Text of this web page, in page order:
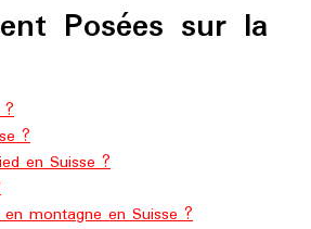
Posées sur la
?
?
en Suisse ?
montagne en Suisse ?